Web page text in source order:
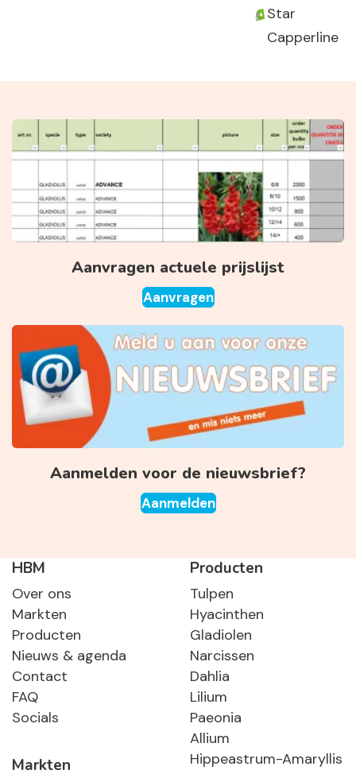
Star
Capperline
Aanvragen actuele prijslijst
Aanvragen
Aanmelden voor de nieuwsbrief?
Aanmelden
HBM
Over ons
Markten
Producten
Nieuws & agenda
Contact
FAQ
Socials
Markten
Producten
Tulpen
Hyacinthen
Gladiolen
Narcissen
Dahlia
Lilium
Paeonia
Allium
Hippeastrum-Amaryllis